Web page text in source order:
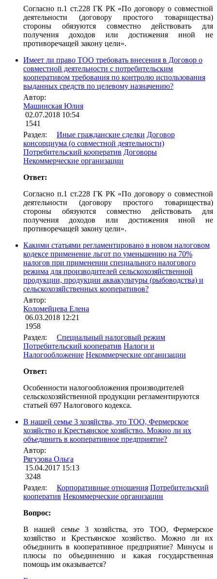
Согласно п.1 ст.228 ГК РК «По договору о совместной
деятельности (договору простого товарищества)
стороны обязуются совместно действовать для
получения доходов или достижения иной не
противоречащей закону цели».
Имеет ли право ТОО требовать внесения в Договор о
совместной деятельности с потребительским
кооперативом требования по контролю использования
выданных средств по целевому назначению?
Автор:
Машинская Юлия
02.07.2018 10:54
1541
Раздел: Иные гражданские сделки Договор
консорциума (о совместной деятельности)
Потребительский кооператив Договоры
Некоммерческие организации
Ответ:
Согласно п.1 ст.228 ГК РК «По договору о совместной
деятельности (договору простого товарищества)
стороны обязуются совместно действовать для
получения доходов или достижения иной не
противоречащей закону цели».
Какими статьями регламентировано в новом налоговом
кодексе применение льгот по уменьшению на 70%
налогов при применении специального налогового
режима для производителей сельскохозяйственной
продукции, продукции аквакультуры (рыбоводства) и
сельскохозяйственных кооперативов?
Автор:
Коломейцева Елена
06.03.2018 12:21
1958
Раздел: Специальный налоговый режим
Потребительский кооператив Налоги и
Налогообложение Некоммерческие организации
Ответ:
Особенности налогообложения производителей
сельскохозяйственной продукции регламентируются
статьей 697 Налогового кодекса.
В нашей семье 3 хозяйства, это ТОО, Фермерское
хозяйство и Крестьянское хозяйство. Можно ли их
объединить в кооперативное предприятие?
Автор:
Рягузова Ольга
15.04.2017 15:13
3248
Раздел: Корпоративные отношения Потребительский
кооператив Некоммерческие организации
Вопрос:
В нашей семье 3 хозяйства, это ТОО, Фермерское
хозяйство и Крестьянское хозяйство. Можно ли их
объединить в кооперативное предприятие? Минусы и
плюсы по объединению и какая государственная
помощь им оказывается?